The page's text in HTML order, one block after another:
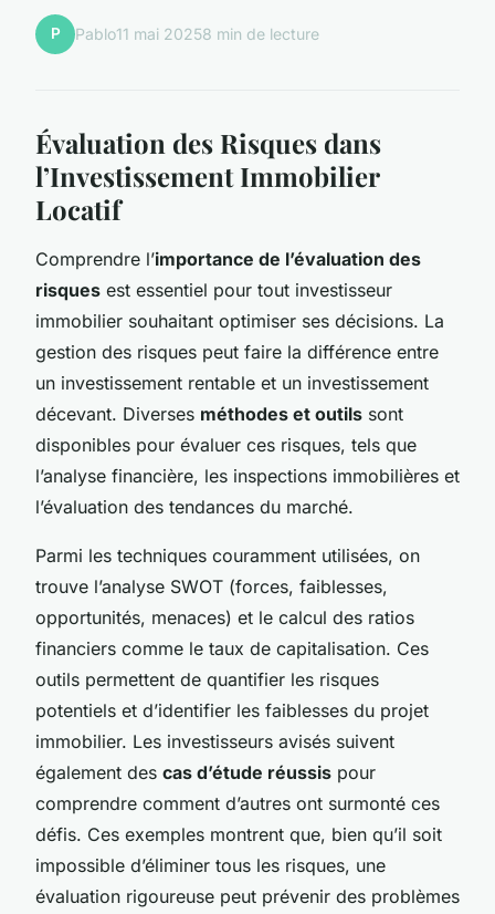
P Pablo11 mai 20258 min de lecture
Évaluation des Risques dans
l’Investissement Immobilier
Locatif
Comprendre l’importance de l’évaluation des
risques est essentiel pour tout investisseur
immobilier souhaitant optimiser ses décisions. La
gestion des risques peut faire la différence entre
un investissement rentable et un investissement
décevant. Diverses méthodes et outils sont
disponibles pour évaluer ces risques, tels que
l’analyse financière, les inspections immobilières et
l’évaluation des tendances du marché.
Parmi les techniques couramment utilisées, on
trouve l’analyse SWOT (forces, faiblesses,
opportunités, menaces) et le calcul des ratios
financiers comme le taux de capitalisation. Ces
outils permettent de quantifier les risques
potentiels et d’identifier les faiblesses du projet
immobilier. Les investisseurs avisés suivent
également des cas d’étude réussis pour
comprendre comment d’autres ont surmonté ces
défis. Ces exemples montrent que, bien qu’il soit
impossible d’éliminer tous les risques, une
évaluation rigoureuse peut prévenir des problèmes